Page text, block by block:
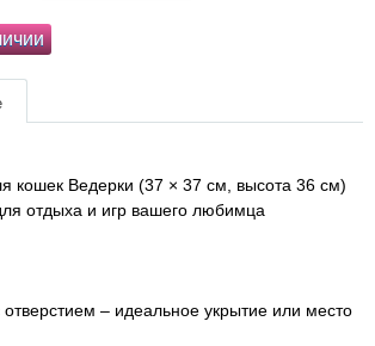
кошек Ведерки (37 × 37 см, высота 36 см)
отдыха и игр вашего любимца
– идеальное укрытие или место
засоби та витратні